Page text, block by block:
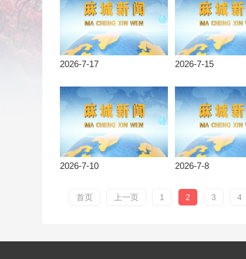
2026-7-17 2026-7-15
2026-7-10 2026-7-8
首页 上一页 1 2 3 4